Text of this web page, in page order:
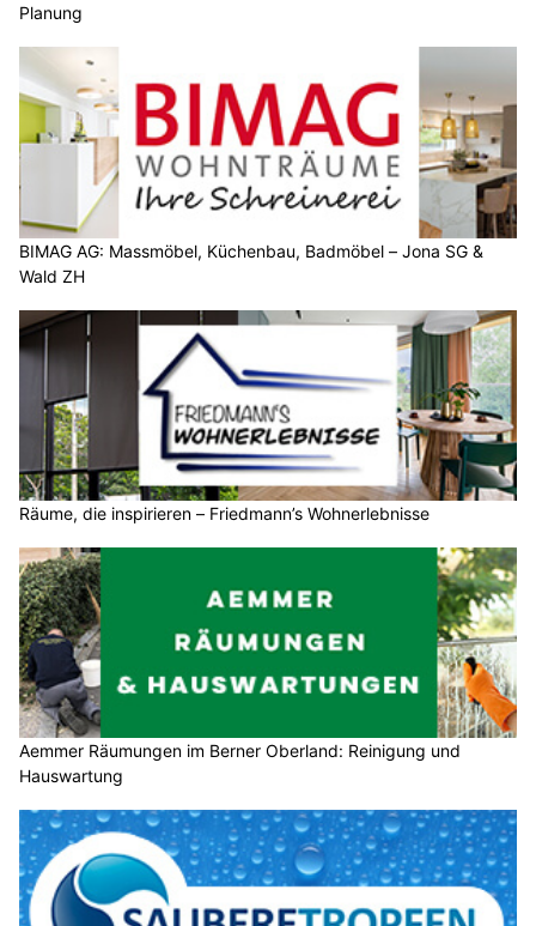
Planung
BIMAG AG: Massmöbel, Küchenbau, Badmöbel – Jona SG &
Wald ZH
Räume, die inspirieren – Friedmann’s Wohnerlebnisse
Aemmer Räumungen im Berner Oberland: Reinigung und
Hauswartung